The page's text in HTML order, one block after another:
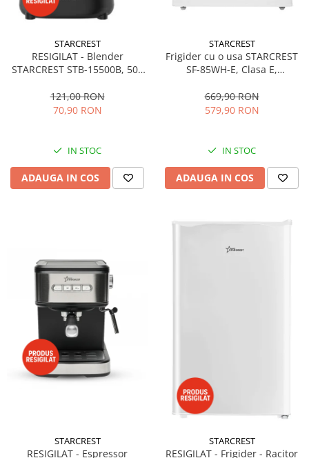
STARCREST
RESIGILAT - Blender
STARCREST STB-15500B, 500
Pulse, Negru
121,00 RON
70,90 RON
IN STOC
ADAUGA IN COS
STARCREST
Frigider cu o usa STARCREST
SF-85WH-E, Clasa E,
interioara, Compartiment
gheata, H 82 cm, Alb
669,90 RON
579,90 RON
IN STOC
ADAUGA IN COS
STARCREST
RESIGILAT - Espressor
STARCREST
RESIGILAT - Frigider - Racitor